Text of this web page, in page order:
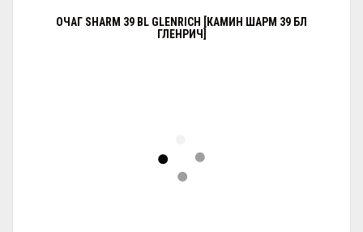
ОЧАГ SHARM 39 BL GLENRICH [КАМИН ШАРМ 39 БЛ
ГЛЕНРИЧ]